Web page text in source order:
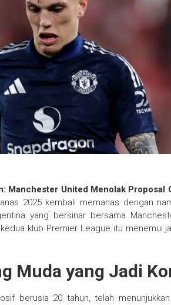
Manchester United Menolak
2025 kembali memanas dengan
yang bersinar bersama
klub Premier League itu menemui
Muda yang Jadi
berusia 20 tahun, telah menunjukkan